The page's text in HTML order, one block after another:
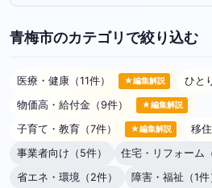
青梅市のカテゴリで絞り込む
医療・健康（11件） ★編集解説 ひと
物価高・給付金（9件） ★編集解説
子育て・教育（7件） ★編集解説 移
事業者向け（5件）
住宅・リフォーム
省エネ・環境（2件）
障害・福祉（1件